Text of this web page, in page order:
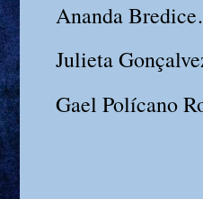
Ananda
Julieta
Gael Polícano